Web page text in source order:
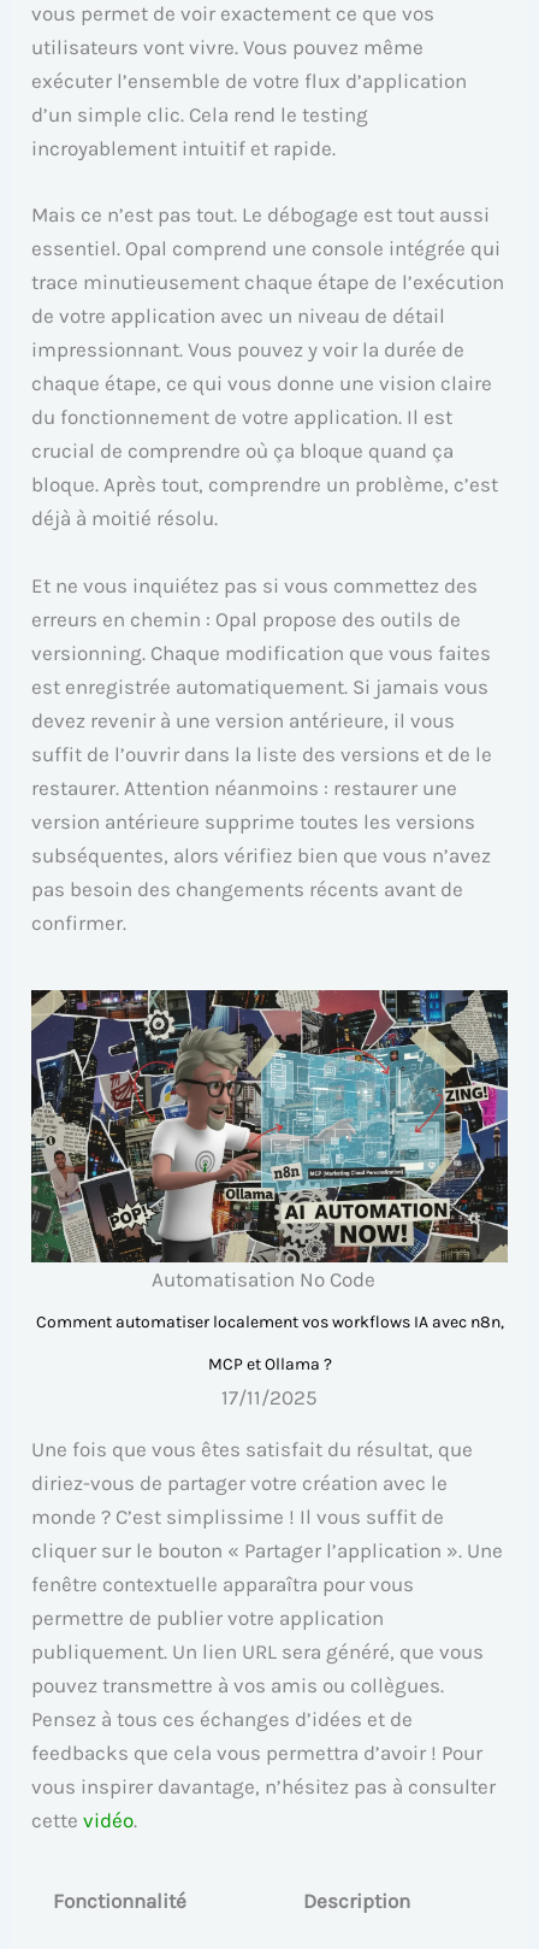
vous permet de voir exactement ce que vos
utilisateurs vont vivre. Vous pouvez même
exécuter l’ensemble de votre flux d’application
d’un simple clic. Cela rend le testing
incroyablement intuitif et rapide.
Mais ce n’est pas tout. Le débogage est tout aussi
essentiel. Opal comprend une console intégrée qui
trace minutieusement chaque étape de l’exécution
de votre application avec un niveau de détail
impressionnant. Vous pouvez y voir la durée de
chaque étape, ce qui vous donne une vision claire
du fonctionnement de votre application. Il est
crucial de comprendre où ça bloque quand ça
bloque. Après tout, comprendre un problème, c’est
déjà à moitié résolu.
Et ne vous inquiétez pas si vous commettez des
erreurs en chemin : Opal propose des outils de
versionning. Chaque modification que vous faites
est enregistrée automatiquement. Si jamais vous
devez revenir à une version antérieure, il vous
suffit de l’ouvrir dans la liste des versions et de le
restaurer. Attention néanmoins : restaurer une
version antérieure supprime toutes les versions
subséquentes, alors vérifiez bien que vous n’avez
pas besoin des changements récents avant de
confirmer.
Automatisation No Code
Comment automatiser localement vos workflows IA avec n8n,
MCP et Ollama ?
17/11/2025
Une fois que vous êtes satisfait du résultat, que
diriez-vous de partager votre création avec le
monde ? C’est simplissime ! Il vous suffit de
cliquer sur le bouton « Partager l’application ». Une
fenêtre contextuelle apparaîtra pour vous
permettre de publier votre application
publiquement. Un lien URL sera généré, que vous
pouvez transmettre à vos amis ou collègues.
Pensez à tous ces échanges d’idées et de
feedbacks que cela vous permettra d’avoir ! Pour
vous inspirer davantage, n’hésitez pas à consulter
cettevidéo.
Fonctionnalité Description